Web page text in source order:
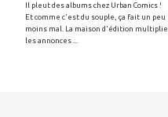
Il pleut des albums chez Urban Comics !
Et comme c'est du souple, ça fait un peu
moins mal. La maison d'édition multiplie
les annonces ...